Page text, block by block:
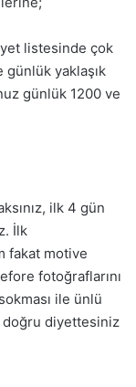
listesinde çok
yaklaşık
günlük 1200 ve
ilk 4 gün
İlk
fakat motive
fotoğraflarını
ile ünlü
doğru diyettesiniz